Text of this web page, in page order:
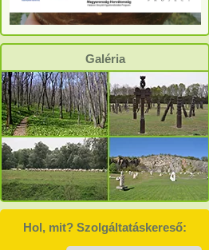
Galéria
Hol, mit? Szolgáltatáskereső: